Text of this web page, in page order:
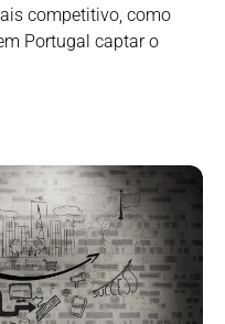
competitivo, como
Portugal captar o